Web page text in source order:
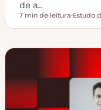
de a…
Tempo de leitura
7 min de leitura
i
r
Estudo